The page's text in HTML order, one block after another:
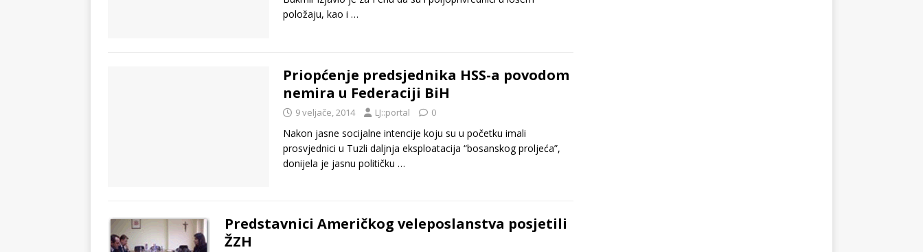
položaju, kao i …
Priopćenje predsjednika HSS-a povodom
nemira u Federaciji BiH
9 veljače, 2014 LJ::portal 0
Nakon jasne socijalne intencije koju su u početku imali
prosvjednici u Tuzli daljnja eksploatacija “bosanskog proljeća”,
donijela je jasnu političku …
Predstavnici Američkog veleposlanstva posjetili
ŽZH